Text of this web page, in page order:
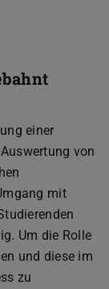
einer
von
mit
Um die Rolle
und diese im
zu